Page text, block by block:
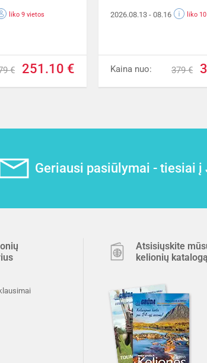
liko 9 vietos
€ 251.10 €
2026.08.13 - 08.16 liko
Kaina nuo: 379 €
Geriausi pasiūlymai - tiesiai į
Atsisiųskite
kelionių katalogą